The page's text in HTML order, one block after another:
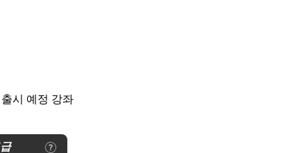
출시 예정 강좌